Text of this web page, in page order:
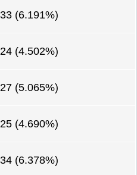
33 (6.191%)
24 (4.502%)
27 (5.065%)
25 (4.690%)
34 (6.378%)